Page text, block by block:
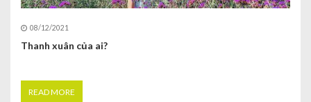
08/12/2021
Thanh xuân của ai?
READ MORE